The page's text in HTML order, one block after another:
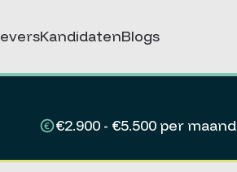
KandidatenBlogs
€2.900 - €5.500 per maand